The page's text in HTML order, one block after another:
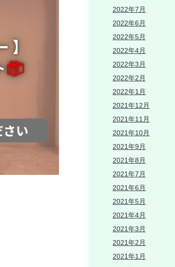
2022年7月
2022年6月
2022年5月
2022年4月
2022年3月
2022年2月
2022年1月
2021年12月
2021年11月
2021年10月
2021年9月
2021年8月
2021年7月
2021年6月
2021年5月
2021年4月
2021年3月
2021年2月
2021年1月